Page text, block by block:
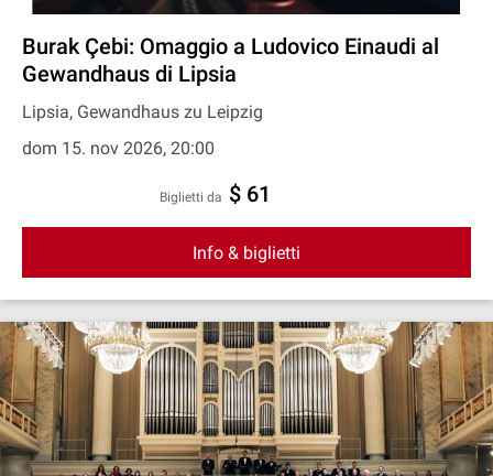
Burak Çebi: Omaggio a Ludovico Einaudi al
Gewandhaus di Lipsia
Lipsia, Gewandhaus zu Leipzig
dom 15. nov 2026, 20:00
Biglietti da $ 61
Info & biglietti